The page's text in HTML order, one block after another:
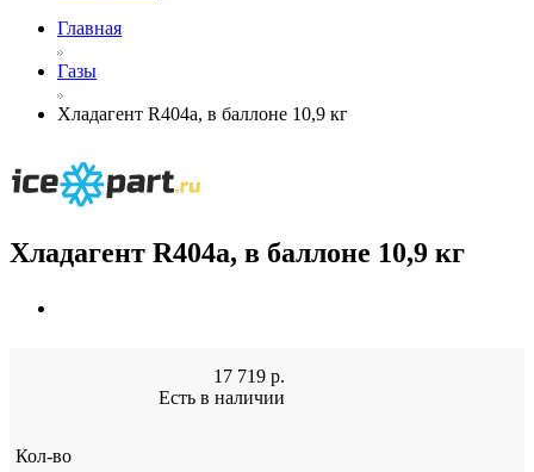
Главная
Газы
Хладагент R404а, в баллоне 10,9 кг
Хладагент R404а, в баллоне 10,9 кг
17 719 р.
Есть в наличии
Кол-во